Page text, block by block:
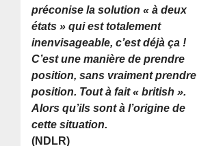
préconise la solution « à deux
états » qui est totalement
inenvisageable, c’est déjà ça !
C’est une manière de prendre
position, sans vraiment prendre
position. Tout à fait « british ».
Alors qu’ils sont à l’origine de
cette situation.
(NDLR)